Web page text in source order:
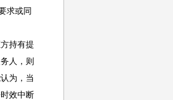
求或同
持有提
人，则
为，当
效中断